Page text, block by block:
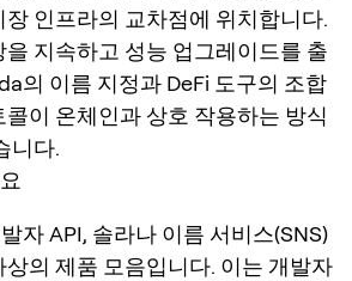
인프라의 교차점에 위치합니다.
지속하고 성능 업그레이드를 출
의 이름 지정과 DeFi 도구의 조합
이 온체인과 상호 작용하는 방식
니다.
자 API, 솔라나 이름 서비스(SNS)
의 제품 모음입니다. 이는 개발자